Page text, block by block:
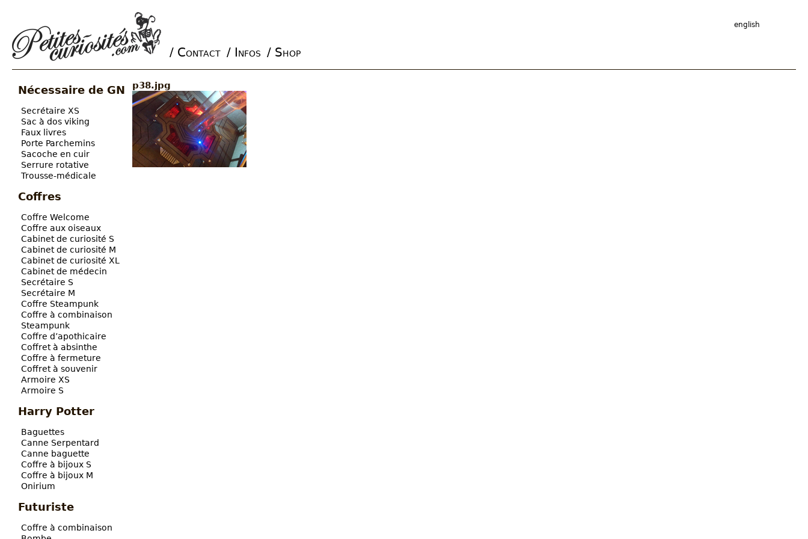
/ Contact / Infos / Shop
english
p38.jpg
Nécessaire de GN
Secrétaire XS
Sac à dos viking
Faux livres
Porte Parchemins
Sacoche en cuir
Serrure rotative
Trousse-médicale
Coffres
Coffre Welcome
Coffre aux oiseaux
Cabinet de curiosité S
Cabinet de curiosité M
Cabinet de curiosité XL
Cabinet de médecin
Secrétaire S
Secrétaire M
Coffre Steampunk
Coffre à combinaison
Steampunk
Coffre d’apothicaire
Coffret à absinthe
Coffre à fermeture
Coffret à souvenir
Armoire XS
Armoire S
Harry Potter
Baguettes
Canne Serpentard
Canne baguette
Coffre à bijoux S
Coffre à bijoux M
Onirium
Futuriste
Coffre à combinaison